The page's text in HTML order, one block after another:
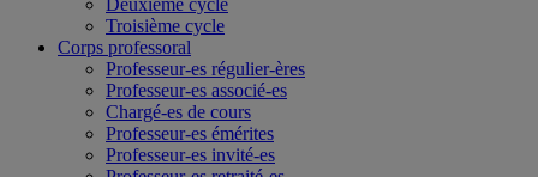
Deuxième cycle
Troisième cycle
Corps professoral
Professeur-es régulier-ères
Professeur-es associé-es
Chargé-es de cours
Professeur-es émérites
Professeur-es invité-es